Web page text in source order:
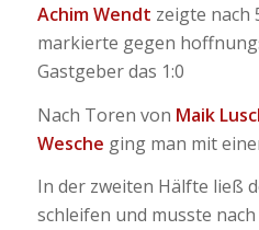
Achim Wendt zeigte nach
markierte gegen
Gastgeber das 1:0
Nach Toren von Maik
Wesche ging man mit
In der zweiten Hälfte ließ
schleifen und musste